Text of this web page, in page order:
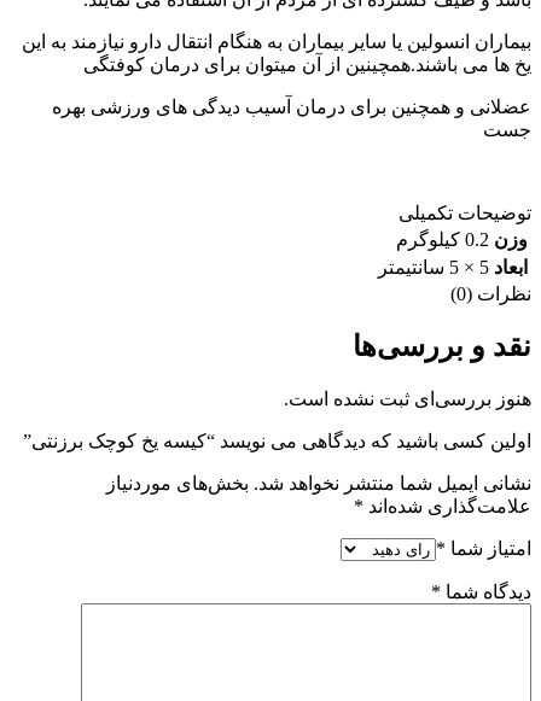
بیماران انسولین یا سایر بیماران به هنگام انتقال دارو نیازمند به این
یخ ها می باشند.همچینین از آن میتوان برای درمان کوفتگی
عضلانی و همچنین برای درمان آسیب دیدگی های ورزشی بهره
جست
توضیحات تکمیلی
وزن 0.2 کیلوگرم
ابعاد 5 × 5 سانتیمتر
نظرات (0)
نقد و بررسی‌ها
هنوز بررسی‌ای ثبت نشده است.
اولین کسی باشید که دیدگاهی می نویسد “کیسه یخ کوچک برزنتی”
نشانی ایمیل شما منتشر نخواهد شد. بخش‌های موردنیاز
علامت‌گذاری شده‌اند *
امتیاز شما *
دیدگاه شما *